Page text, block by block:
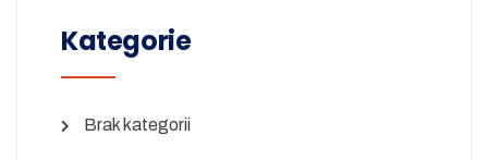
Kategorie
Brak kategorii